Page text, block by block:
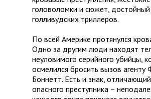
головоломки и сюжет,
голливудских триллеров.
По всей Америке протянулся
Одно за другим люди находят
неуловимого серийного убийцы,
осмелился бросить вызов
Боннетт. Есть и знак,
опасного преступника –